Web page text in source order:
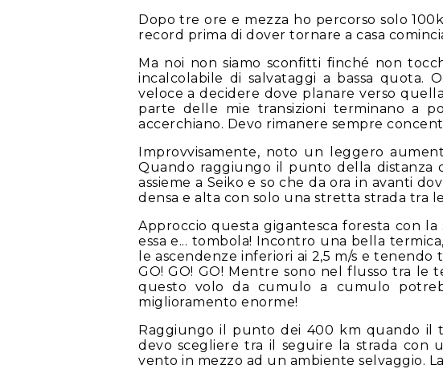
Dopo tre ore e mezza ho percorso solo
record prima di dover tornare a casa
Ma noi non siamo sconfitti finché non
incalcolabile di salvataggi a bassa quota.
veloce a decidere dove planare verso
parte delle mie transizioni terminano a
accerchiano. Devo rimanere sempre
Improvvisamente, noto un leggero
Quando raggiungo il punto della
assieme a Seiko e so che da ora in avanti
densa e alta con solo una stretta strada tra
Approccio questa gigantesca foresta con
essa e... tombola! Incontro una bella
le ascendenze inferiori ai 2,5 m/s e
GO! GO! GO! Mentre sono nel flusso tra le
questo volo da cumulo a cumulo
miglioramento enorme!
Raggiungo il punto dei 400 km quando il
devo scegliere tra il seguire la strada con
vento in mezzo ad un ambiente selvaggio.